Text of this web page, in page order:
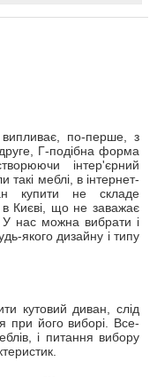
випливає, по-перше, з
Г-подібна форма
інтер'єрний
такі меблі, в інтернет-
купити не складе
Києві, що не заважає
У нас можна вибрати і
якого дизайну і типу
кутовий диван, слід
при його виборі. Все-
і питання вибору